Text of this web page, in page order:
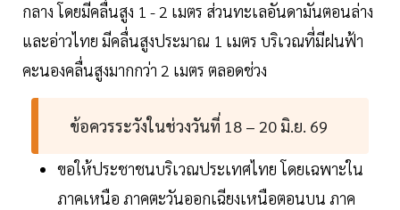
กลาง โดยมีคลื่นสูง 1 - 2 เมตร ส่วนทะเลอันดามันตอนล่าง
และอ่าวไทย มีคลื่นสูงประมาณ 1 เมตร บริเวณที่มีฝนฟ้า
คะนองคลื่นสูงมากกว่า 2 เมตร ตลอดช่วง
ข้อควรระวังในช่วงวันที่ 18 – 20 มิ.ย. 69
ขอให้ประชาชนบริเวณประเทศไทย โดยเฉพาะใน
ภาคเหนือ ภาคตะวันออกเฉียงเหนือตอนบน ภาค